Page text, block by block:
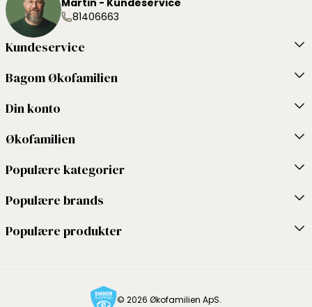
81406663
Kundeservice
Bagom Økofamilien
Din konto
Økofamilien
Populære kategorier
Populære brands
Populære produkter
© 2026 Økofamilien ApS.